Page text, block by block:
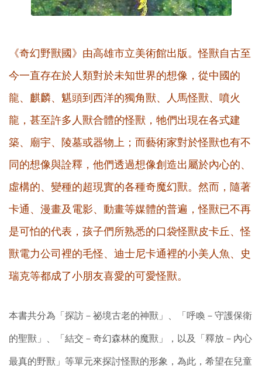
《奇幻野獸國》由高雄市立美術館出版。怪獸自古至
今一直存在於人類對於未知世界的想像，從中國的
龍、麒麟、魌頭到西洋的獨角獸、人馬怪獸、噴火
龍，甚至許多人獸合體的怪獸，牠們出現在各式建
築、廟宇、陵墓或器物上；而藝術家對於怪獸也有不
同的想像與詮釋，他們透過想像創造出屬於內心的、
虛構的、變種的超現實的各種奇魔幻獸。然而，隨著
卡通、漫畫及電影、動畫等媒體的普遍，怪獸已不再
是可怕的代表，孩子們所熟悉的口袋怪獸皮卡丘、怪
獸電力公司裡的毛怪、迪士尼卡通裡的小美人魚、史
瑞克等都成了小朋友喜愛的可愛怪獸。
本書共分為「探訪－祕境古老的神獸」、「呼喚－守護保衛
的聖獸」、「結交－奇幻森林的魔獸」，以及「釋放－內心
最真的野獸」等單元來探討怪獸的形象，為此，希望在兒童